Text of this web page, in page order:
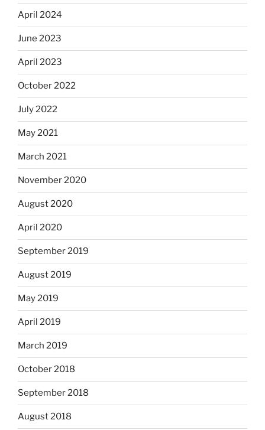
April 2024
June 2023
April 2023
October 2022
July 2022
May 2021
March 2021
November 2020
August 2020
April 2020
September 2019
August 2019
May 2019
April 2019
March 2019
October 2018
September 2018
August 2018